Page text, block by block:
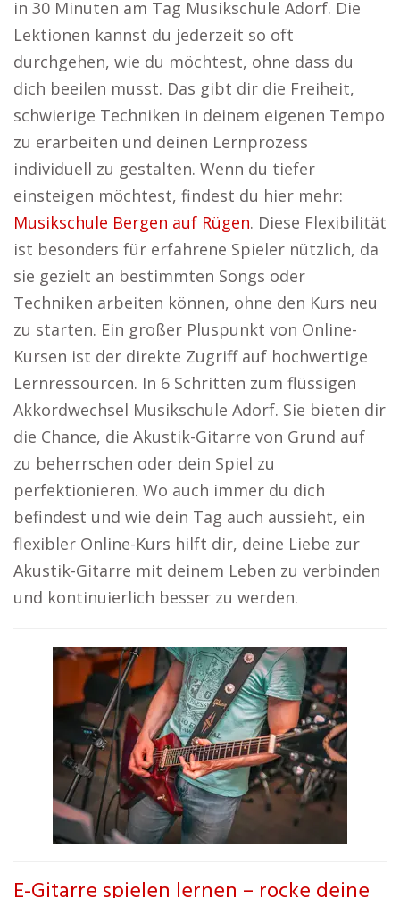
in 30 Minuten am Tag Musikschule Adorf. Die
Lektionen kannst du jederzeit so oft
durchgehen, wie du möchtest, ohne dass du
dich beeilen musst. Das gibt dir die Freiheit,
schwierige Techniken in deinem eigenen Tempo
zu erarbeiten und deinen Lernprozess
individuell zu gestalten. Wenn du tiefer
einsteigen möchtest, findest du hier mehr:
Musikschule Bergen auf Rügen. Diese Flexibilität
ist besonders für erfahrene Spieler nützlich, da
sie gezielt an bestimmten Songs oder
Techniken arbeiten können, ohne den Kurs neu
zu starten. Ein großer Pluspunkt von Online-
Kursen ist der direkte Zugriff auf hochwertige
Lernressourcen. In 6 Schritten zum flüssigen
Akkordwechsel Musikschule Adorf. Sie bieten dir
die Chance, die Akustik-Gitarre von Grund auf
zu beherrschen oder dein Spiel zu
perfektionieren. Wo auch immer du dich
befindest und wie dein Tag auch aussieht, ein
flexibler Online-Kurs hilft dir, deine Liebe zur
Akustik-Gitarre mit deinem Leben zu verbinden
und kontinuierlich besser zu werden.